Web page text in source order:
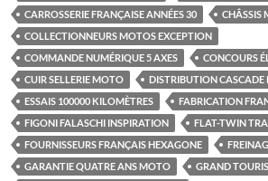
CARROSSERIE FRANÇAISE ANNÉES 30
CHÂSSIS
COLLECTIONNEURS MOTOS EXCEPTION
COMMANDE NUMÉRIQUE 5 AXES
CONCOURS
CUIR SELLERIE MOTO
DISTRIBUTION CASCADE
ESSAIS 100000 KILOMÈTRES
FABRICATION
FIGONI FALASCHI INSPIRATION
FLAT-TWIN
FOURNISSEURS FRANÇAIS HEXAGONE
GARANTIE QUATRE ANS MOTO
GRAND